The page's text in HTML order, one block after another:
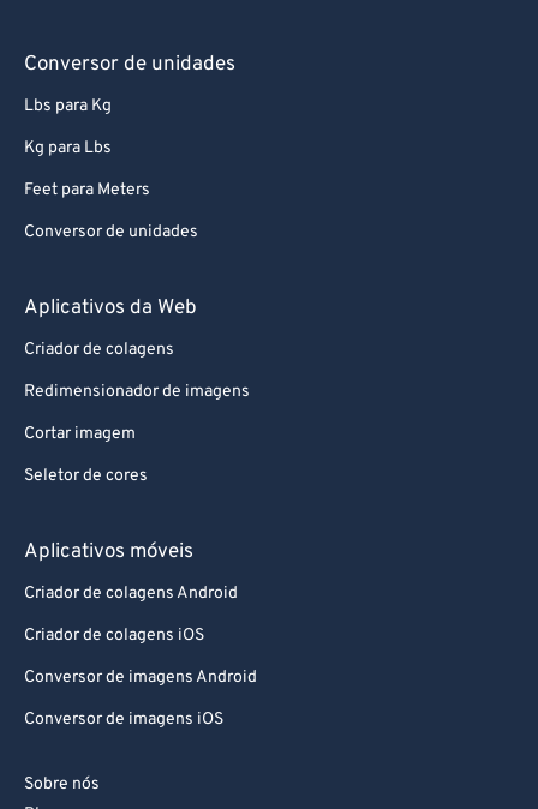
Conversor de unidades
Lbs para Kg
Kg para Lbs
Feet para Meters
Conversor de unidades
Aplicativos da Web
Criador de colagens
Redimensionador de imagens
Cortar imagem
Seletor de cores
Aplicativos móveis
Criador de colagens Android
Criador de colagens iOS
Conversor de imagens Android
Conversor de imagens iOS
Sobre nós